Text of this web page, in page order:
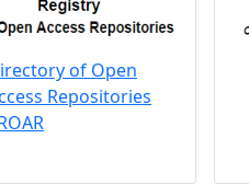
of Open
Repositories